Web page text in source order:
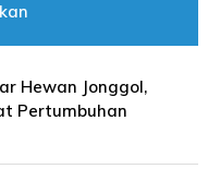
Hewan Jonggol,
Pertumbuhan